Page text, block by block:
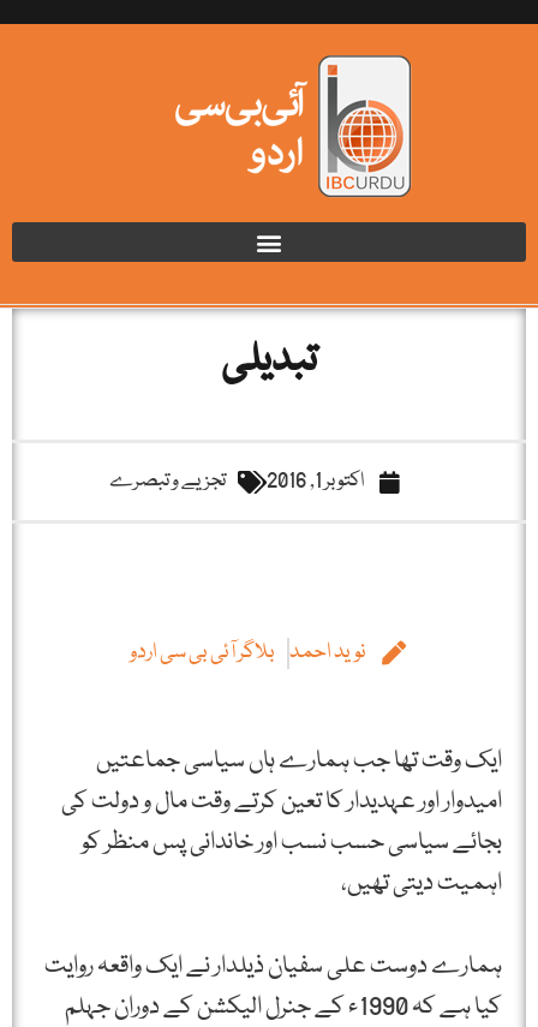
تبدیلی
اکتوبر 1, 2016 تجزیے و تبصرے
نوید احمد بلاگر آئی بی سی اردو
ایک وقت تھا جب ہمارے ہاں سیاسی جماعتیں
امیدوار اور عہدیدار کا تعین کرتے وقت مال و دولت کی
بجائے سیاسی حسب نسب اور خاندانی پس منظر کو
اہمیت دیتی تھیں،
ہمارے دوست علی سفیان ذیلدار نے ایک واقعہ روایت
کیا ہے کہ 1990ء کے جنرل الیکشن کے دوران جہلم